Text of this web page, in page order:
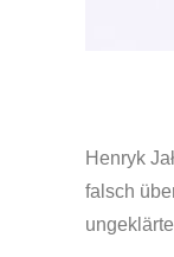
Henryk
falsch